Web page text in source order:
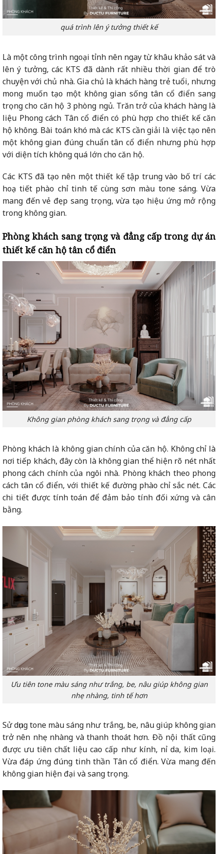
quá trình lên ý tưởng thiết kế
Là một công trình ngoại tỉnh nên ngay từ khâu khảo sát và
lên ý tưởng, các KTS đã dành rất nhiều thời gian để trò
chuyện với chủ nhà. Gia chủ là khách hàng trẻ tuổi, nhưng
mong muốn tạo một không gian sống tân cổ điển sang
trọng cho căn hộ 3 phòng ngủ. Trăn trở của khách hàng là
liệu Phong cách Tân cổ điển có phù hợp cho thiết kế căn
hộ không. Bài toán khó mà các KTS cần giải là việc tạo nên
một không gian đúng chuẩn tân cổ điển nhưng phù hợp
với diện tích không quá lớn cho căn hộ.
Các KTS đã tạo nên một thiết kế tập trung vào bố trí các
hoạ tiết phào chỉ tinh tế cùng sơn màu tone sáng. Vừa
mang đến vẻ đẹp sang trọng, vừa tạo hiệu ứng mở rộng
trong không gian.
Phòng khách sang trọng và đẳng cấp trong dự án
thiết kế căn hộ tân cổ điển
Không gian phòng khách sang trọng và đẳng cấp
Phòng khách là không gian chính của căn hộ. Không chỉ là
nơi tiếp khách, đây còn là không gian thể hiện rõ nét nhất
phong cách chính của ngôi nhà. Phòng khách theo phong
cách tân cổ điển, với thiết kế đường phào chỉ sắc nét. Các
chi tiết được tính toán để đảm bảo tính đối xứng và cân
bằng.
Ưu tiên tone màu sáng như trắng, be, nâu giúp không gian
nhẹ nhàng, tinh tế hơn
Sử dụng tone màu sáng như trắng, be, nâu giúp không gian
trở nên nhẹ nhàng và thanh thoát hơn. Đồ nội thất cũng
được ưu tiên chất liệu cao cấp như kính, nỉ da, kim loại.
Vừa đáp ứng đúng tinh thần Tân cổ điển. Vừa mang đến
không gian hiện đại và sang trọng.